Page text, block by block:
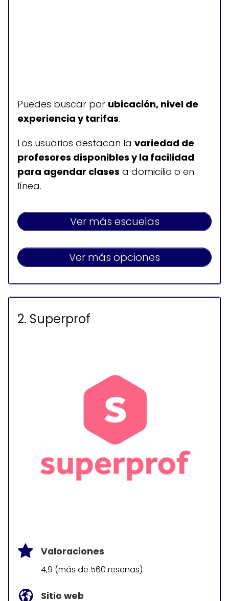
Puedes buscar por ubicación, nivel de
experiencia y tarifas.
Los usuarios destacan la variedad de
profesores disponibles y la facilidad
para agendar clases a domicilio o en
línea.
Ver más escuelas
Ver más opciones
2. Superprof
Valoraciones
4,9 (más de 560 reseñas)
Sitio web